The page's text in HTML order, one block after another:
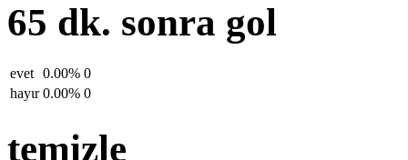
65 dk. sonra gol
evet 0.00% 0
hayιr 0.00% 0
temizle